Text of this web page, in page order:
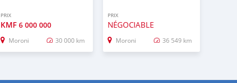
PRIX
KMF 6 000 000
Moroni 30 000 km
PRIX
NÉGOCIABLE
Moroni 36 549 km